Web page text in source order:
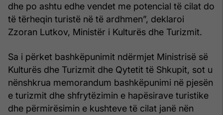
dhe po ashtu edhe vendet me potencial të cilat do
të tërheqin turistë në të ardhmen”, deklaroi
Zzoran Lutkov, Ministër i Kulturës dhe Turizmit.
Sa i përket bashkëpunimit ndërmjet Ministrisë së
Kulturës dhe Turizmit dhe Qytetit të Shkupit, sot u
nënshkrua memorandum bashkëpunimi në pjesën
e turizmit dhe shfrytëzimin e hapësirave turistike
dhe përmirësimin e kushteve të cilat janë nën